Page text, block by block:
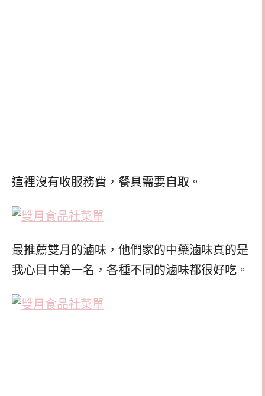
這裡沒有收服務費，餐具需要自取。
最推薦雙月的滷味，他們家的中藥滷味真的是
我心目中第一名，各種不同的滷味都很好吃。